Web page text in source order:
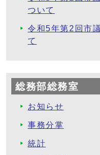
ついて
令和5年第2回市
て
総務部総務室
お知らせ
事務分掌
統計